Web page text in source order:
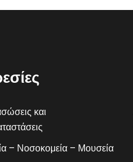
και
– Νοσοκομεία – Μουσεία